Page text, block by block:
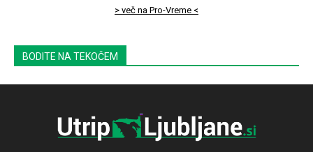
> več na Pro-Vreme <
BODITE NA TEKOČEM